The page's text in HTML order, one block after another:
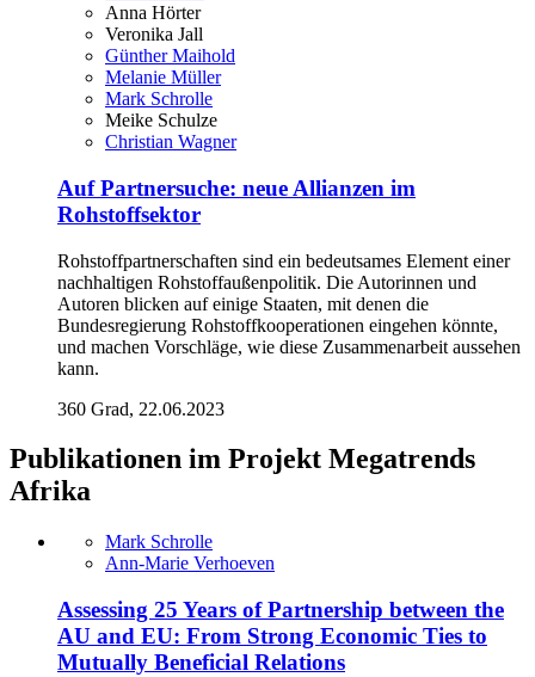
Anna Hörter
Veronika Jall
Günther Maihold
Melanie Müller
Mark Schrolle
Meike Schulze
Christian Wagner
Auf Partnersuche: neue Allianzen im
Rohstoffsektor
Rohstoffpartnerschaften sind ein bedeutsames Element einer
nachhaltigen Rohstoffaußenpolitik. Die Autorinnen und
Autoren blicken auf einige Staaten, mit denen die
Bundesregierung Rohstoffkooperationen eingehen könnte,
und machen Vorschläge, wie diese Zusammenarbeit aussehen
kann.
360 Grad, 22.06.2023
Publikationen im Projekt Megatrends
Afrika
Mark Schrolle
Ann-Marie Verhoeven
Assessing 25 Years of Partnership between the
AU and EU: From Strong Economic Ties to
Mutually Beneficial Relations